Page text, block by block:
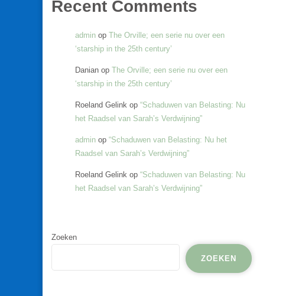
Recent Comments
admin op The Orville; een serie nu over een
‘starship in the 25th century’
Danian op The Orville; een serie nu over een
‘starship in the 25th century’
Roeland Gelink op “Schaduwen van Belasting: Nu
het Raadsel van Sarah’s Verdwijning”
admin op “Schaduwen van Belasting: Nu het
Raadsel van Sarah’s Verdwijning”
Roeland Gelink op “Schaduwen van Belasting: Nu
het Raadsel van Sarah’s Verdwijning”
Zoeken
ZOEKEN